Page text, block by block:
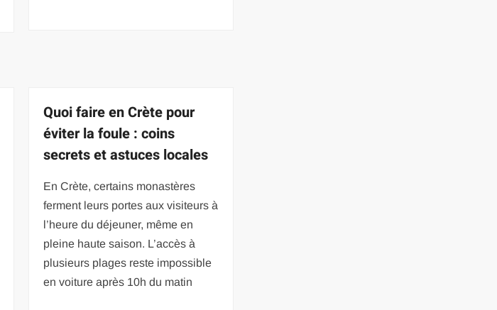
Quoi faire en Crète pour
éviter la foule : coins
secrets et astuces locales
En Crète, certains monastères
ferment leurs portes aux visiteurs à
l’heure du déjeuner, même en
pleine haute saison. L’accès à
plusieurs plages reste impossible
en voiture après 10h du matin